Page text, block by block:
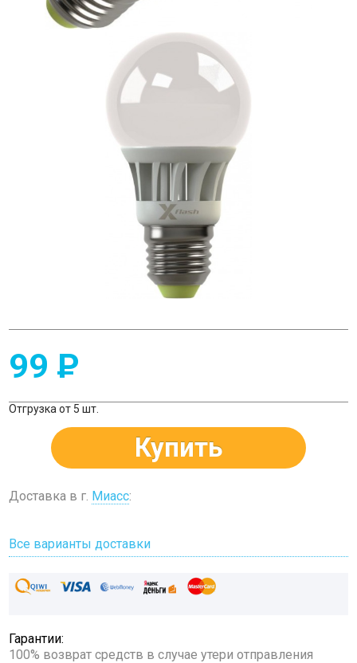
99 P
Отгрузка от 5 шт.
Купить
Доставка в г. Миасс:
Все варианты доставки
Гарантии:
100% возврат средств в случае утери отправления